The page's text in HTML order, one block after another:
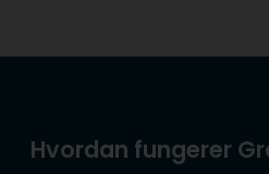
Hvordan fungerer